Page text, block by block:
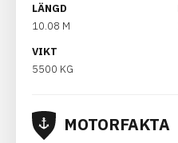
LÄNGD
10.08 M
VIKT
5500 KG
MOTORFAKTA